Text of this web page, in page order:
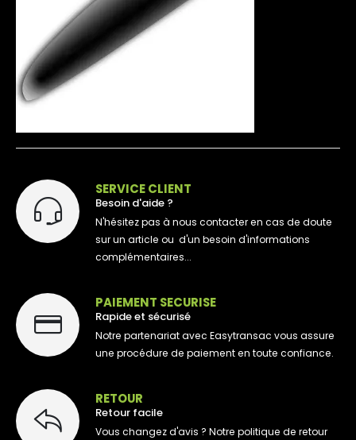
SERVICE CLIENT
Besoin d'aide ?
N'hésitez pas à nous contacter en cas de doute
sur un article ou d'un besoin d'informations
complémentaires...
PAIEMENT SECURISE
Rapide et sécurisé
Notre partenariat avec Easytransac vous assure
une procédure de paiement en toute confiance.
RETOUR
Retour facile
Vous changez d'avis ? Notre politique de retour